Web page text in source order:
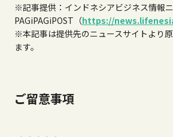
※記事提供：インドネシアビジネス情報
PAGiPAGiPOST（https://
※本記事は提供先のニュースサイトより
ます。
ご留意事項